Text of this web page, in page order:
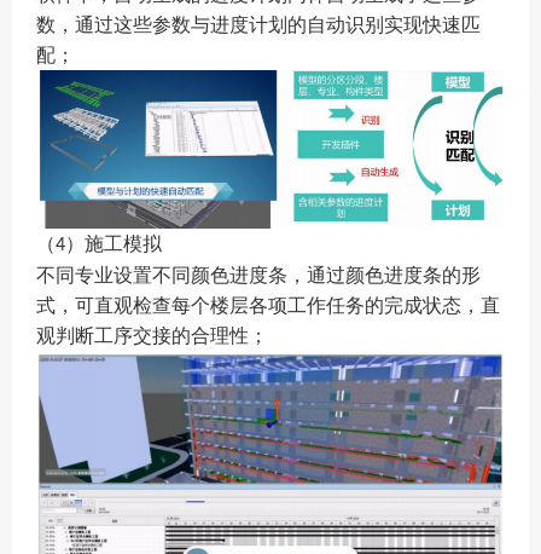
数，通过这些参数与进度计划的自动识别实现快速匹
配；
（4）施工模拟
不同专业设置不同颜色进度条，通过颜色进度条的形
式，可直观检查每个楼层各项工作任务的完成状态，直
观判断工序交接的合理性；